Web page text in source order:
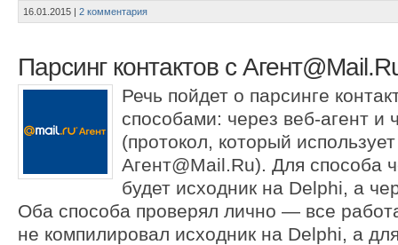
16.01.2015 | 2 комментария
Парсинг контактов с
Речь пойдет о парсинге
способами: через веб-агент и
(протокол, который
Агент@Mail.Ru). Для способа
будет исходник на Delphi, а
Оба способа проверял лично — все
не компилировал исходник на Delphi, а